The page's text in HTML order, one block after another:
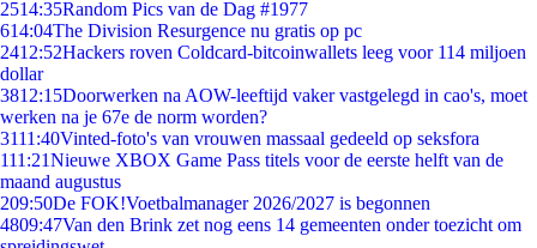
2514:35Random Pics van de Dag #1977
614:04The Division Resurgence nu gratis op pc
2412:52Hackers roven Coldcard-bitcoinwallets leeg voor 114 miljoen
dollar
3812:15Doorwerken na AOW-leeftijd vaker vastgelegd in cao's, moet
werken na je 67e de norm worden?
3111:40Vinted-foto's van vrouwen massaal gedeeld op seksfora
111:21Nieuwe XBOX Game Pass titels voor de eerste helft van de
maand augustus
209:50De FOK!Voetbalmanager 2026/2027 is begonnen
4809:47Van den Brink zet nog eens 14 gemeenten onder toezicht om